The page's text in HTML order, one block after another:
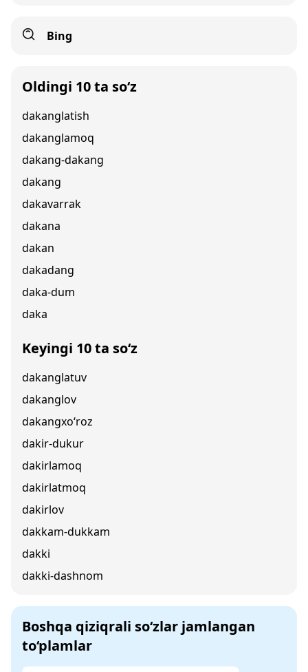
Bing
Oldingi 10 ta so‘z
dakanglatish
dakanglamoq
dakang-dakang
dakang
dakavarrak
dakana
dakan
dakadang
daka-dum
daka
Keyingi 10 ta so‘z
dakanglatuv
dakanglov
dakangxo‘roz
dakir-dukur
dakirlamoq
dakirlatmoq
dakirlov
dakkam-dukkam
dakki
dakki-dashnom
Boshqa qiziqrali so‘zlar jamlangan
to‘plamlar